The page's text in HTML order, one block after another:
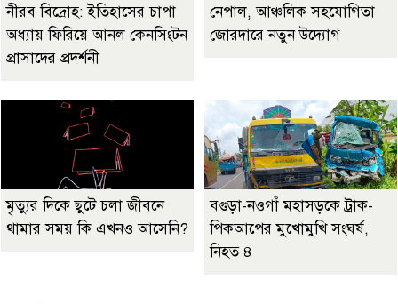
নীরব বিদ্রোহ: ইতিহাসের চাপা
অধ্যায় ফিরিয়ে আনল কেনসিংটন
প্রাসাদের প্রদর্শনী
নেপাল, আঞ্চলিক সহযোগিতা
জোরদারে নতুন উদ্যোগ
মৃত্যুর দিকে ছুটে চলা জীবনে
থামার সময় কি এখনও আসেনি?
বগুড়া-নওগাঁ মহাসড়কে ট্রাক-
পিকআপের মুখোমুখি সংঘর্ষ,
নিহত ৪